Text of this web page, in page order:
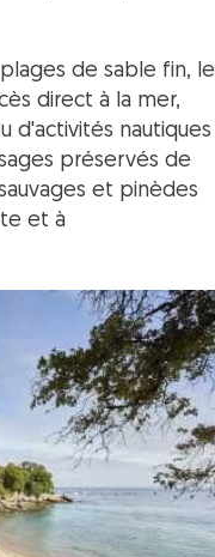
de sable fin, le
direct à la mer,
d'activités nautiques
préservés de
et pinèdes
et à